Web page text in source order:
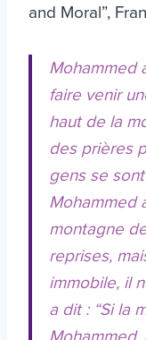
and Moral”,
Mohammed
faire venir
haut de la
des prières
gens se
Mohammed
montagne
reprises,
immobile, il
a dit : “Si la